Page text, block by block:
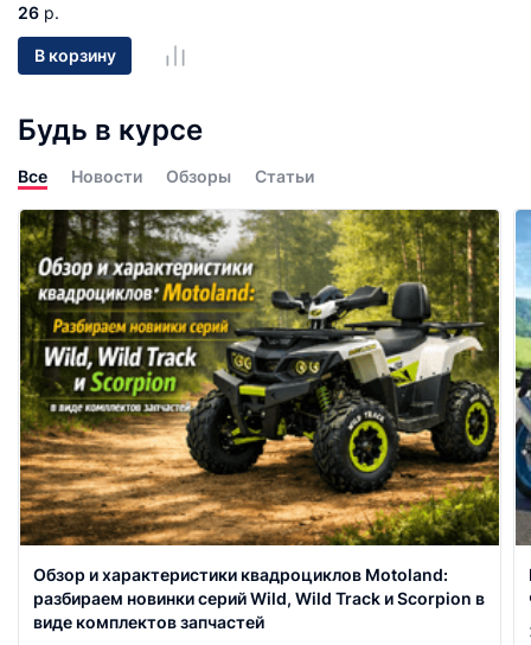
26 р.
В корзину
Будь в курсе
Все Новости Обзоры Статьи
Обзор и характеристики квадроциклов Motoland:
разбираем новинки серий Wild, Wild Track и Scorpion в
виде комплектов запчастей